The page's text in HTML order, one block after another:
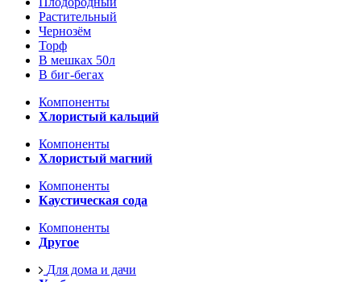
Растительный
Чернозём
Торф
В мешках 50л
В биг-бегах
Компоненты
Хлористый кальций
Компоненты
Хлористый магний
Компоненты
Каустическая сода
Компоненты
Другое
Для дома и дачи